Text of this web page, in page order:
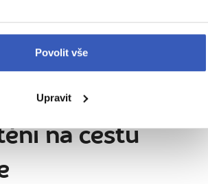
Povolit vše
Upravit
možnost individuálního stravování v
na cestu